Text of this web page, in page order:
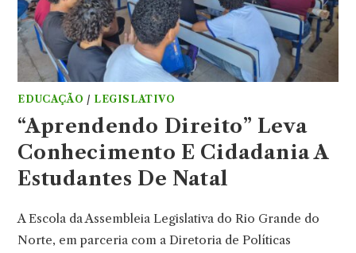
EDUCAÇÃO / LEGISLATIVO
“Aprendendo Direito” Leva
Conhecimento E Cidadania A
Estudantes De Natal
A Escola da Assembleia Legislativa do Rio Grande do
Norte, em parceria com a Diretoria de Políticas